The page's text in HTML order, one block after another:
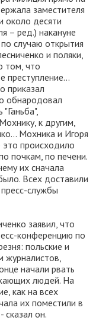
заместителя
около десяти
– ред.) накануне
случаю открытия
и поляки,
том, что
преступление...
приказал
обнародовал
к другим,
Мохника и Игоря
происходило
почкам, по печени.
их сначала
Всех доставили
службы
заявил, что
конференцию по
польские и
начали рвать
людей. На
как на всех
их поместили в
сказал он.